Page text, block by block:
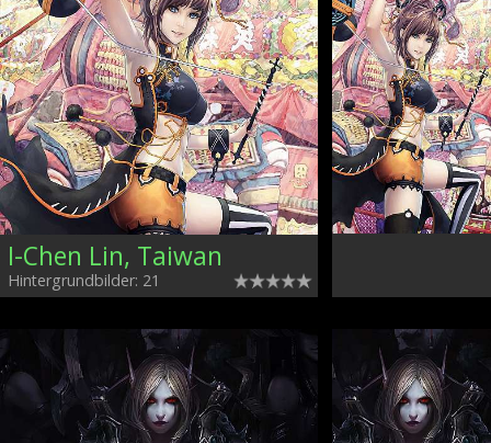
I-Chen Lin, Taiwan
Hintergrundbilder: 21